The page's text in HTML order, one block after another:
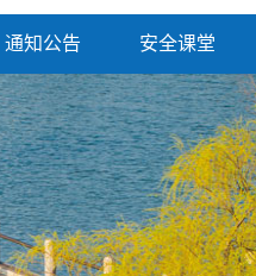
通知公告 安全课堂